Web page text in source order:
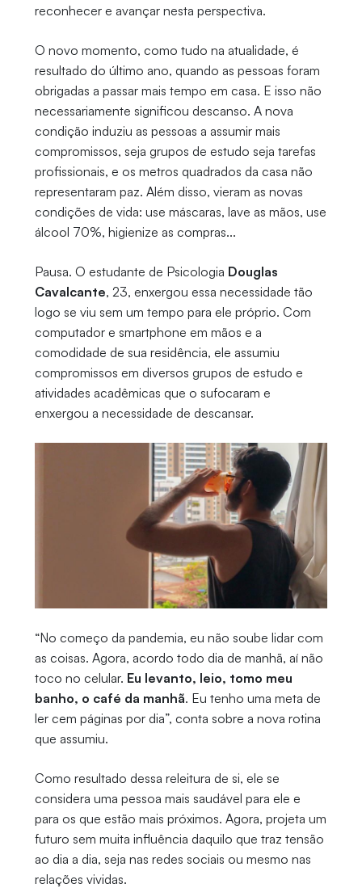
reconhecer e avançar nesta perspectiva.
O novo momento, como tudo na atualidade, é
resultado do último ano, quando as pessoas foram
obrigadas a passar mais tempo em casa. E isso não
necessariamente significou descanso. A nova
condição induziu as pessoas a assumir mais
compromissos, seja grupos de estudo seja tarefas
profissionais, e os metros quadrados da casa não
representaram paz. Além disso, vieram as novas
condições de vida: use máscaras, lave as mãos, use
álcool 70%, higienize as compras...
Pausa. O estudante de Psicologia Douglas
Cavalcante, 23, enxergou essa necessidade tão
logo se viu sem um tempo para ele próprio. Com
computador e smartphone em mãos e a
comodidade de sua residência, ele assumiu
compromissos em diversos grupos de estudo e
atividades acadêmicas que o sufocaram e
enxergou a necessidade de descansar.
“No começo da pandemia, eu não soube lidar com
as coisas. Agora, acordo todo dia de manhã, aí não
toco no celular. Eu levanto, leio, tomo meu
banho, o café da manhã. Eu tenho uma meta de
ler cem páginas por dia”, conta sobre a nova rotina
que assumiu.
Como resultado dessa releitura de si, ele se
considera uma pessoa mais saudável para ele e
para os que estão mais próximos. Agora, projeta um
futuro sem muita influência daquilo que traz tensão
ao dia a dia, seja nas redes sociais ou mesmo nas
relações vividas.